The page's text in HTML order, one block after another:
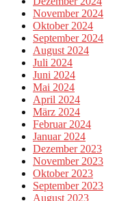
November 2024
Oktober 2024
September 2024
August 2024
Juli 2024
Juni 2024
Mai 2024
April 2024
März 2024
Februar 2024
Januar 2024
Dezember 2023
November 2023
Oktober 2023
September 2023
August 2023